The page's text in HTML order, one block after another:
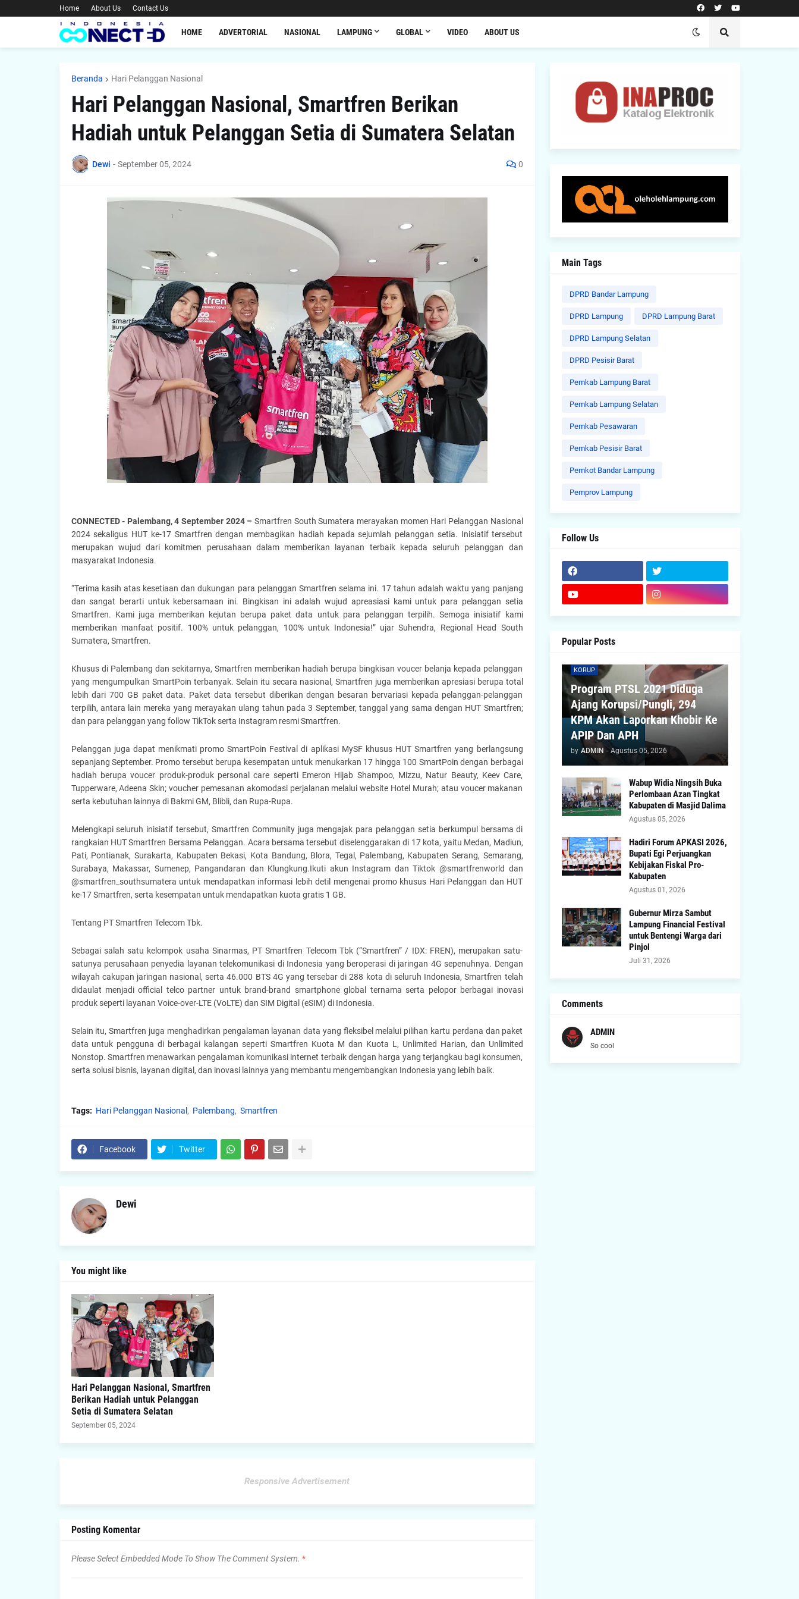
Home About Us Contact Us
HOME ADVERTORIAL NASIONAL LAMPUNG GLOBAL VIDEO ABOUT US
Beranda Hari Pelanggan Nasional
Hari Pelanggan Nasional, Smartfren Berikan
Hadiah untuk Pelanggan Setia di Sumatera Selatan
Dewi - September 05, 2024 0
CONNECTED - Palembang, 4 September 2024 – Smartfren South Sumatera merayakan momen Hari Pelanggan Nasional
2024 sekaligus HUT ke-17 Smartfren dengan membagikan hadiah kepada sejumlah pelanggan setia. Inisiatif tersebut
merupakan wujud dari komitmen perusahaan dalam memberikan layanan terbaik kepada seluruh pelanggan dan
masyarakat Indonesia.
“Terima kasih atas kesetiaan dan dukungan para pelanggan Smartfren selama ini. 17 tahun adalah waktu yang panjang
dan sangat berarti untuk kebersamaan ini. Bingkisan ini adalah wujud apreasiasi kami untuk para pelanggan setia
Smartfren. Kami juga memberikan kejutan berupa paket data untuk para pelanggan terpilih. Semoga inisiatif kami
memberikan manfaat positif. 100% untuk pelanggan, 100% untuk Indonesia!” ujar Suhendra, Regional Head South
Sumatera, Smartfren.
Khusus di Palembang dan sekitarnya, Smartfren memberikan hadiah berupa bingkisan voucer belanja kepada pelanggan
yang mengumpulkan SmartPoin terbanyak. Selain itu secara nasional, Smartfren juga memberikan apresiasi berupa total
lebih dari 700 GB paket data. Paket data tersebut diberikan dengan besaran bervariasi kepada pelanggan-pelanggan
terpilih, antara lain mereka yang merayakan ulang tahun pada 3 September, tanggal yang sama dengan HUT Smartfren;
dan para pelanggan yang follow TikTok serta Instagram resmi Smartfren.
Pelanggan juga dapat menikmati promo SmartPoin Festival di aplikasi MySF khusus HUT Smartfren yang berlangsung
sepanjang September. Promo tersebut berupa kesempatan untuk menukarkan 17 hingga 100 SmartPoin dengan berbagai
hadiah berupa voucer produk-produk personal care seperti Emeron Hijab Shampoo, Mizzu, Natur Beauty, Keev Care,
Tupperware, Adeena Skin; voucher pemesanan akomodasi perjalanan melalui website Hotel Murah; atau voucer makanan
serta kebutuhan lainnya di Bakmi GM, Blibli, dan Rupa-Rupa.
Melengkapi seluruh inisiatif tersebut, Smartfren Community juga mengajak para pelanggan setia berkumpul bersama di
rangkaian HUT Smartfren Bersama Pelanggan. Acara bersama tersebut diselenggarakan di 17 kota, yaitu Medan, Madiun,
Pati, Pontianak, Surakarta, Kabupaten Bekasi, Kota Bandung, Blora, Tegal, Palembang, Kabupaten Serang, Semarang,
Surabaya, Makassar, Sumenep, Pangandaran dan Klungkung.Ikuti akun Instagram dan Tiktok @smartfrenworld dan
@smartfren_southsumatera untuk mendapatkan informasi lebih detil mengenai promo khusus Hari Pelanggan dan HUT
ke-17 Smartfren, serta kesempatan untuk mendapatkan kuota gratis 1 GB.
Tentang PT Smartfren Telecom Tbk.
Sebagai salah satu kelompok usaha Sinarmas, PT Smartfren Telecom Tbk (“Smartfren” / IDX: FREN), merupakan satu-
satunya perusahaan penyedia layanan telekomunikasi di Indonesia yang beroperasi di jaringan 4G sepenuhnya. Dengan
wilayah cakupan jaringan nasional, serta 46.000 BTS 4G yang tersebar di 288 kota di seluruh Indonesia, Smartfren telah
didaulat menjadi official telco partner untuk brand-brand smartphone global ternama serta pelopor berbagai inovasi
produk seperti layanan Voice-over-LTE (VoLTE) dan SIM Digital (eSIM) di Indonesia.
Selain itu, Smartfren juga menghadirkan pengalaman layanan data yang fleksibel melalui pilihan kartu perdana dan paket
data untuk pengguna di berbagai kalangan seperti Smartfren Kuota M dan Kuota L, Unlimited Harian, dan Unlimited
Nonstop. Smartfren menawarkan pengalaman komunikasi internet terbaik dengan harga yang terjangkau bagi konsumen,
serta solusi bisnis, layanan digital, dan inovasi lainnya yang membantu mengembangkan Indonesia yang lebih baik.
Tags: Hari Pelanggan Nasional Palembang Smartfren
Facebook Twitter
Dewi
You might like
Hari Pelanggan Nasional, Smartfren
Berikan Hadiah untuk Pelanggan
Setia di Sumatera Selatan
September 05, 2024
Responsive Advertisement
Posting Komentar
Please Select Embedded Mode To Show The Comment System. *
Main Tags
DPRD Bandar Lampung
DPRD Lampung DPRD Lampung Barat
DPRD Lampung Selatan
DPRD Pesisir Barat
Pemkab Lampung Barat
Pemkab Lampung Selatan
Pemkab Pesawaran
Pemkab Pesisir Barat
Pemkot Bandar Lampung
Pemprov Lampung
Follow Us
Popular Posts
KORUP
Program PTSL 2021 Diduga
Ajang Korupsi/Pungli, 294
KPM Akan Laporkan Khobir Ke
APIP Dan APH
by ADMIN - Agustus 05, 2026
Wabup Widia Ningsih Buka
Perlombaan Azan Tingkat
Kabupaten di Masjid Dalima
Agustus 05, 2026
Hadiri Forum APKASI 2026,
Bupati Egi Perjuangkan
Kebijakan Fiskal Pro-
Kabupaten
Agustus 01, 2026
Gubernur Mirza Sambut
Lampung Financial Festival
untuk Bentengi Warga dari
Pinjol
Juli 31, 2026
Comments
ADMIN
So cool